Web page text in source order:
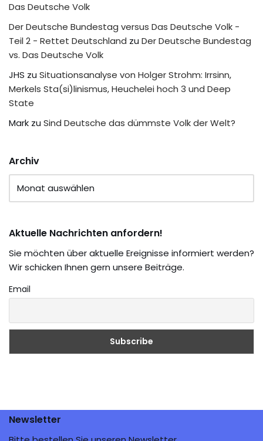
Das Deutsche Volk
Der Deutsche Bundestag versus Das Deutsche Volk -
Teil 2 - Rettet Deutschland zu Der Deutsche Bundestag
vs. Das Deutsche Volk
JHS zu Situationsanalyse von Holger Strohm: Irrsinn,
Merkels Sta(si)linismus, Heuchelei hoch 3 und Deep
State
Mark zu Sind Deutsche das dümmste Volk der Welt?
Archiv
Aktuelle Nachrichten anfordern!
Sie möchten über aktuelle Ereignisse informiert werden?
Wir schicken Ihnen gern unsere Beiträge.
Email
Newsletter